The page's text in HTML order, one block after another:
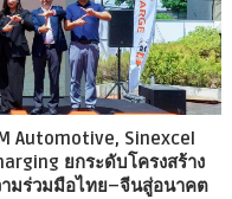
Automotive, Sinexcel
ยกระดับโครงสร้าง
มร่วมมือไทย–จีนสู่อนาคต